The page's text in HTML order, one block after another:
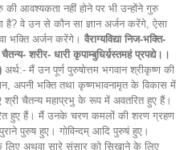
आवश्यकता नहीं होने पर भी उन्होंने गुरु
है? वे उन से कौन सा ज्ञान अर्जन करेंगे, ऐसा
भक्ति अर्जन करेंगे। वैराग्यविद्या निज-भक्ति-
शरीर- धारी कृपाम्बुधिर्य़स्तमहं प्रपद्ये।।
अर्थ:- मैं उन पूर्ण पुरुषोत्तम भगवान श्रीकृष्ण की शरण ग्रहण करता हूं, जो हमें वास्तविक ज्ञान, अपनी भक्ति तथा कृष्णभावनामृत के विकास में बाधक वस्तुओं से विरक्ति सिखलाने के लिए श्री चैतन्य महाप्रभु के रूप में अवतरित हुए हैं। वे दिव्य कृपा के सिंधु होने के कारण अवतरित हुए हैं। मैं उनके चरण कमलों की शरण ग्रहण करता हूं। शिक्षा देने के लिए पुरुष: पुराणः पुराने पुरुष हुए। गोविन्दम् आदि पुरुषं हुए। श्रीकृष्ण चैतन्य महाप्रभु शिक्षार्थमेक देने के लिए अथवा सारे संसार को सिखाने के लिए शिष्य हुए। वे गोलोक में श्रीकृष्ण थे। अब वे स्वयं चैतन्य महाप्रभु के रूप में प्रकट होने वाले थे। कृष्ण अभी गोलोक में ही हैं। उन्होंने व्यवस्था की और कही भक्तों को एडवांस में( पूर्व में ही) आगे भेज दिया। श्रीकृष्ण ने गोलोक वृंदावन से अपने सहायकों अथवा परिकरों को पहले ही भेज दिया। उसमें से एक ईश्वर पूरी भी थे, अद्वैत आचार्य , श्रीवास पंडित, शची माता और जगन्नाथ मिश्र भी थे क्योंकि उनको प्रकट होना है तो उनके माता-पिता भी होने चाहिए ना। इसीलिए उनको पूर्व में ही (एडवांस में) भेज दिया। उन्होंने नामाचार्य हरिदास ठाकुर को भी भेजा।हरिदास ठाकुर गोलोक से नही थे, उन्हें ब्रह्मलोक से इस धरातल पर भेजा। ये सब बंगाल में अलग-अलग स्थानों पर प्रकट हुए ताकि जब श्रीकृष्ण चैतन्य महाप्रभु स्वयं प्रकट होंगे, ये सारी मंडली चैतन्य महाप्रभु की प्रकट लीला में अपना योगदान देगी। ऐसे बड़े भक्तों के समूह अथवा भक्त मंडली जो पहले भेजी गई थी, वह चैतन्य महाप्रभु से पहले की पीढ़ी थी, चैतन्य महाप्रभु तो सेकंड जनरेशन( दूसरी पीढ़ी) में हुए। ईश्वरपुरी बंगाल में कुम्हार हट नामक स्थान पर जन्मे थे। हरि! हरि! एक समय ईश्वरपुरी नवद्वीप आए थे। वह गोपीनाथ आचार्य के घर पर रहा करते थे। उन दिनों में श्रीकृष्ण चैतन्य महाप्रभु (श्रीकृष्ण चैतन्य महाप्रभु अभी निमाई ही थे अर्थात शची माता के निमाई ही थे) कुमार ही थे अथवा युवावस्था को प्राप्त कर रहे थे। तब ईश्वरपुरी और निमाई की मुलाकात होती है। ईश्वरपुरी के मिलन और दर्शन से निमाई बड़े प्रभावित हो जाते हैं। ईश्वरपुरी उन दिनों में ही निमाई को कुछ शिक्षा देना प्रारंभ करते हैं। दीक्षा तो बाद में होगी पहले शिक्षा होती है, शिक्षा होते होते फिर दीक्षा होती है। ईश्वरपुरी ने कृष्ण लीलामृत नामक ग्रंथ की रचना की थी। ईश्वरपुरी उसे ही निमाई को सुनाया करते थे व भगवान की लीला और भगवत तत्व विज्ञान समझाया करते थे अथवा सुनाया करते थे। ईश्वर पुरी अपने शिष्य निमाई को सेवा में लगाना चाहते थे। उन्होंने निमाई को कहा कि मेरे ग्रंथ का थोड़ा एडिटिंग, संपादन करो। उसकी आवश्यकता तो नहीं थी लेकिन निमाई ने उस आदेश का पालन किया और सम्पादन अथवा एडिटिंग करना प्रारंभ किया। चैतन्य महाप्रभु के ऐसे उद्गार हैं। जैसे भगवान् को विष्णवे नमः कहना होता है। विष्णवे नमः अर्थात विष्णु को नमस्कार। सही संस्कृत अथवा व्याकरण की दृष्टि से यहां परिष्कृत भाषा अथवा शब्द का प्रयोग हुआ था किंतु कभी कभी लिखते हुए सिर्फ आउट ऑफ टंग या त्रुटिवश अंकन (टाइपिंग एरर) हो जाता है वैसे ही उन्होंने विष्णवै: लिखने के स्थान पर विष्णायः लिख दिया जैसे कभी कभी रामाय: या कृष्णाय: लिखा जाता है ना । कोई भी शब्द आता है, तो उसे आय आय लिखते हुए किसी ने रामाय शिवाय भी लिखा। चैतन्य महाप्रभु ईश्वरपुरी से कह रहे थे, भावग्राही जनार्दन: अर्थात जनार्दन तो भाव को ग्रहण करते हैं। आपकी गलती की ओर ध्यान नहीं देते हैं। आपको विष्णवै: नमः कहना था लेकिन आपने विष्णायः नमः कहा अथवा लिखा। आप विष्णु को ही नमस्कार करने की बात लिख रहे हो अथवा विचार भी वैसा ही हो रहा है, व्याकरण की दृष्टि से इस में त्रुटि रही। चैतन्य महाप्रभु ने कहा इसमें कोई चिंता की बात नहीं है, भावग्राही जनार्दनः। ऐसा भी संवाद ईश्वर पुरी और चैतन्य महाप्रभु के बीच में होता है अथवा नवद्वीप में हो रहा है। एक बार ईश्वरपुरी ,जगन्नाथ मिश्र तथा अपने निमाई के घर पर भी पहुंचे थे। शची माता ने उनको एक विशेष प्रसाद खिलाया था। इस प्रकार निमाई और ईश्वर पुरी के मध्य घनिष्ठ संबंध स्थापित हो रहे थे, यह सम्बंध ज्ञान की बात है। हमारा केवल कृष्ण के साथ ही नहीं अपितु कृष्ण के साथ संबंध स्थापित होने से पहले हमारा वैष्णवों के साथ संबंध स्थापित होना चाहिए। उन वैष्णवों में भी हमारा गुरु के साथ संबंध कैसा है, इस पर भी निर्भर रहता है कि हमारा कृष्ण के साथ वाला संबंध कैसा है। ईश्वरपुरी और निमाई को अंग संग एक दूसरे को प्राप्त हो रहा था। हरि! हरि! निमाई तो उन दिनों में निमाई पंडित ही थे। पांडित्य का ही प्रदर्शन चल रहा था अथवा भक्ति का प्रदर्शन नहीं हो रहा था, वह सभी के साथ खूब शास्त्रार्थ करते थे। उनको शास्त्रार्थ में परास्त करते थे, लेकिन तब वह भक्ति तथा प्रेम की चर्चा थोड़ा कम ही किया करते थे जिसके कारण नवद्वीप के निवासी और चैतन्य महाप्रभु के संगी साथी चिंतित थे व प्रार्थना किया करते थे कि हमारा निमाई पंडित तो है किंतु भक्त कब बनेगा, इसको कृष्ण प्रेम कब प्राप्त होगा । यह प्रार्थना भगवान ने सुनी, निमाई ने भी सुनी, ईश्वरपुरी माधवेंद्र पुरी के शिष्य रहे। जैसा कि आप जानते हो और आपने सुना भी है कि हमारे गौड़ीय संप्रदाय के प्रथम आचार्य अथवा एक दृष्टि से कहा जाए गौड़ीय वैष्णव संस्थापक के संस्थापक माधवेंद्र पुरी हैं। इस्कॉन के संस्थापकाचार्य श्रील प्रभुपाद हुए किन्तु गौड़ीय वैष्णव संस्थापकाचार्य तो माधवेंद्र पुरी है। माधवेंद्र पुरी ने बीज बोए, माधवेंद्र पुरी के शिष्य ईश्वरपुरी थे। वैसे माधवेंद्र पुरी के कुछ ज्यादा शिष्य नहीं थे, उनके कुछ गिने-चुने ही शिष्य थे। उनमें से ईश्वरपुरी प्रधान शिष्य थे, वह बड़े प्रेमी शिष्य थे। माधवेंद्र पुरी के अंतिम दिनों में उड़ीसा में बालेश्वर के पास जहां क्षीर चोर गोपीनाथ मंदिर है,भगवान के आदेशानुसार उन दिनों में वहीं पर रहा करते थे। यहां पर माधवेंद्र पुरी का चरित्र प्रारंभ हुआ जो कि चंदन लेने के लिए उड़ीसा आए थे लेकिन भगवान ने कहा अभी तुम गोपीनाथ का ही चन्दन लेपन करो, मैं गोपाल वृंदावन में ही हूं लेकिन तुम्हारी सेवा मुझ तक पहुंच जाएगी। चंदन लेपन सेवा वहीं हुई और वहीं रहने लगे। माधवेंद्र पुरी के अंतिम दिनों में ईश्वर पुरी को उनका अंग संग का सौभाग्य प्राप्त हुआ और वृद्धावस्था में कुछ सेवा भी प्राप्त हुई। इस प्रकार ईश्वर पुरी,माधवेंद्र पुरी की हर प्रकार की सेवा किया करते थे और माधवेंद्र पुरी इस सेवा से बड़े ही प्रसन्न थे। एक दिन उनका विशेष अनुग्रह रहा और आशीर्वाद दिया कि हरि नाम में तुम्हारी रुचि बढ़े और सब तुम्हारी कीर्ति का गान हर समय सर्वत्र करें। माधवेंद्रपुरी ने ईश्वरपुरी का आलिंगन किया और कहा कि तुम्हें कृष्ण प्रेम प्राप्त हो अथवा तुम में कृष्ण प्रेम उदित हो। तत्पश्चात यह सब हुआ भी। ईश्वरपुरी अब तैयार थे। अब बस केवल चैतन्य महाप्रभु से कनेक्शन (संबंध) होने की बात थी। ईश्वरपुरी को जो कृष्ण प्रेम प्राप्त हुआ था, अब वह चैतन्य महाप्रभु अथवा निमाई अथवा विश्वम्भर को दे देंगे। इधर नवद्वीप में जगन्नाथ मिश्र नहीं रहे। निमाई 'गया' पहुंचे। एक बौद्धों की 'गया' है और एक हिंदुओं की भी 'गया' है, गया के दो प्रकार हैं। जैसे विष्णु कांची और शिव कांचीपुर विष्णु भक्तों व शिव भक्तों के लिए है, वैसे ही 'गया' में बौद्ध गया और विष्णुपद है। जहां पर भगवान के चरणों का चिन्ह है। 'गया' ऐसी परिपाटी अथवा स्थान है। श्री कृष्ण चैतन्य महाप्रभु पितृ तर्पण अथवा श्राद्ध सेरेमनी करने के उद्देश्य से वहाँ पहुंच गए। संयोग की बात है कि ईश्वर पुरी भी उन दिनों वहीं पर थे, उनकी चैतन्य महाप्रभु की मुलाकात पहले नवद्वीप में हो चुकी थी, वह पहले से ही एक दूसरे से काफ़ी परिचित थे, चैतन्य महाप्रभु उनके शिक्षा शिष्य थे। चैतन्य महाप्रभु के पिताश्री भी नहीं रहे, इसलिए अब वे ईश्वर पुरी को ही अपना पिता के रूप में स्वीकार करना चाह रहे थे। निमाई ने विशेष निवेदन किया। ईश्वरपुरी ने उनको दीक्षा दी। हरि! हरि! हरे कृष्ण हरे कृष्ण कृष्ण कृष्ण हरे हरे । हरे राम हरे राम राम राम हरे हरे।। यह मंत्र दिया ही होगा। चैतन्य भागवत में उल्लेख आता है कि उन्होंने गोपाल मंत्र भी दिया ही होगा। गोपाल मंत्र देकर दीक्षा समारोह संपन्न हुआ। इसके साथ ही निमाई के जीवन में हल्का सा परिवर्तन ही नहीं अपितु क्रांति हुई। उस दीक्षा समारोह के उपरांत तत्क्षण इतना कृष्ण प्रेम उदित हुआ कि जब श्रीकृष्ण चैतन्य महाप्रभु भगवान् नाम का उच्चारण करने लगे तब वह तुरंत वृंदावन की ओर दौड़ने लगे। वृंदावन धाम की जय! वृंदावन धाम की जय! वृंदावन कहां है! वृंदावन कहां है! बड़ी मुश्किल से उनको रोका गया। चंद्रशेखर इत्यादि भक्त जो नवद्वीप से उनके साथ गए थे, वे उन्हें वृंदावन ले जाने की बजाय नवद्वीप ले आए। श्रीकृष्ण चैतन्य महाप्रभु काम से गए, कृष्ण प्रेम में पागल ही हो गए। किबा मन्त्र दिला गोसाञि, किबा तार बल। जपिते जपिते मन्त्र करिल पागल।। ( श्रीचैतन्य चरितामृत आदि लीला ६.८१) अनुवाद:-" हे प्रभु! आपने मुझे कैसा मंत्र दिया है? मैं तो इस महामन्त्र का कीर्तन करने मात्र से पागल हो गया हूँ। चैतन्य महाप्रभु ऐसा कहने लगे। किबा मंत्र दिला हे गोसाञि, हे गोस्वामी, हे मेरे गुरु महाराज ईश्वरपुरी, आपने मुझे कैसा मंत्र दिया है, 'किबा तार बल' अर्थात यह मंत्र कितना बलवान है। इस मंत्र में कितनी शक्ति है। नाम्नामकारि बहुधा निजसर्वशक्ति- स्तत्रार्पिता नियमितः स्मरणे न कालः। एतादृशी तव कृपा भगवन्ममापि दुर्दैवमीदृशमिहाजनि नाऽनुरागः॥2॥ अर्थ:- हे भगवान्‌! आपका अकेला नाम ही जीवों का सब प्रकार से मंगल करने वाला है। कृष्ण, गोविन्द जैसे आपके लाखों नाम हैं। आपने इन अप्राकृत नामों में अपनी समस्त अप्राकृत शक्तियाँ अर्पित कर दी हैं। इन नामों का स्मरण और कीर्तन करने में देश-कालादि का कोई नियम भी नहीं है। प्रभो! आपने तो अपनी कृपा के कारण हमें भगवन्नाम के द्वारा अत्यन्त ही सरलता से भगवत्‌-प्राप्ति कर लेने में समर्थ बना दिया है, किन्तु मैं इतना दुर्भाग्यशाली हूँ कि आपके नाम में मेरा तनिक भी अनुराग नहीं है। चैतन्य महाप्रभु भी अपने शिक्षाष्टक में ऐसा ही कहते हैं। चैतन्य महाप्रभु इस बात को कहने व लिखने से पहले ही हरि नाम की शक्ति का, भक्ति का अनुभव करने लगे थे। किबा मंत्र दिला, गोसाञि, किबा तार बल।जपिते जपिते मन्त्र करिल पागल। ( श्रीचैतन्य चरितामृत आदि लीला ७.८१) अनुवाद:- " हे प्रभु, आपने मुझे कैसा मन्त्र दिया है? मैं तो इस महामन्त्र का कीर्तन करने मात्र से पागल हो गया हूँ। यहां महामंत्र तो मुझे पागल बना रहा है। यह कैसा मंत्र है। हरि! हरि! चैतन्य महाप्रभु जो एक समय के पंडित थे, वे अब ईश्वरपुरी के अनुग्रह व कृपा से उच्च कोटि के कृष्ण भक्त बन गए थे। हरि! हरि! ईश्वर पुरी के विषय में क्या क्या कहा जाए। वे एक महान भक्त थे, यह तो आप समझ ही सकते हो। अलग से कहने की आवश्यकता ही नहीं है कि वह एक महान भक्त थे। लेकिन हमें समझना तो यह चाहिए कि वह कैसे महान भक्त थे। कुछ उनका महात्मय तो सुनाओ। भक्ति वह ठीक है। लेकिन वे कैसे , क्यों महान थे। ऐसा कोई पूछ सकता है, उनकी महानता का कुछ वर्णन तो करो। ईश्वर पुरी की भक्ति व ईश्वर पुरी का प्रेम आप देख रहे हो। ईश्वर पुरी कृष्णप्रेमप्रदायते थे। उन्होंने कृष्ण प्रेम का दान चैतन्य महाप्रभु को किया। अब चैतन्य महाप्रभु उसे आगे शिष्य परंपरा में कृष्ण प्रेम का वितरण सर्वत्र करेंगे। ईश्वर पुरी ही चैतन्य महाप्रभु को कृष्ण प्रेम देने वाले निमित्त अथवा कारण बने हैं। यह ईश्वरपुरी की गौरव गाथा है, एक बार ईश्वरपुरी एक धर्म सभा में पहुंच गए। सभी को अपेक्षित था कि ईश्वरपुरी आएंगे, लेकिन वे आए और उस बहुत बड़ी धर्म सभा में बीच में कहीं बैठ गए। उन्होंने अपना परिचय भी नहीं दिया कि मैं यह हूं और मेरा नाम यह है.. वह बड़े विनम्र भाव से सभा में बैठ गए लेकिन वहा